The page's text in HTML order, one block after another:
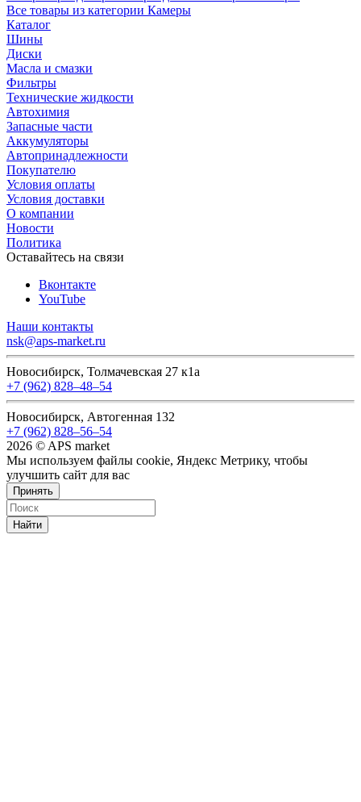
Все товары из категории Камеры
Каталог
Шины
Диски
Масла и смазки
Фильтры
Технические жидкости
Автохимия
Запасные части
Аккумуляторы
Автопринадлежности
Покупателю
Условия оплаты
Условия доставки
О компании
Новости
Политика
Оставайтесь на связи
Вконтакте
YouTube
Наши контакты
nsk@aps-market.ru
Новосибирск, Толмачевская 27 к1а
+7 (962) 828‒48‒54
Новосибирск, Автогенная 132
+7 (962) 828‒56‒54
2026 © APS market
Мы используем файлы cookie, Яндекс Метрику, чтобы
улучшить сайт для вас
Принять
Найти